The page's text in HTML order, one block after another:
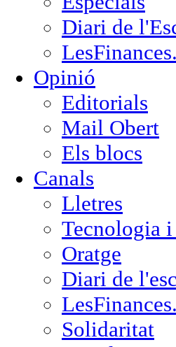
Diari de
Opinió
Editorials
Mail Obert
Els blocs
Canals
Lletres
Tecnologia
Oratge
Diari de
Solidaritat